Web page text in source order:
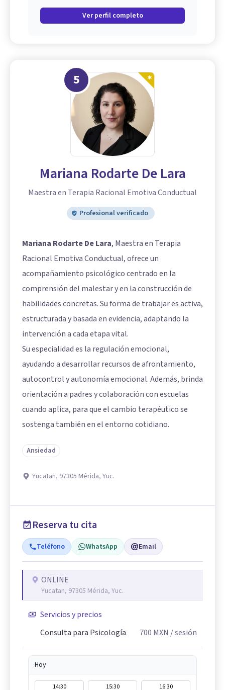
Ver perfil completo
5
Mariana Rodarte De Lara
Maestra en Terapia Racional Emotiva Conductual
Profesional verificado
Mariana Rodarte De Lara, Maestra en Terapia
Racional Emotiva Conductual, ofrece un
acompañamiento psicológico centrado en la
comprensión del malestar y en la construcción de
habilidades concretas. Su forma de trabajar es activa,
estructurada y basada en evidencia, adaptando la
intervención a cada etapa vital.
Su especialidad es la regulación emocional,
ayudando a desarrollar recursos de afrontamiento,
autocontrol y autonomía emocional. Además, brinda
orientación a padres y colaboración con escuelas
cuando aplica, para que el cambio terapéutico se
sostenga también en el entorno cotidiano.
Ansiedad
Yucatan, 97305 Mérida, Yuc.
Reserva tu cita
Teléfono WhatsApp Email
ONLINE
Yucatan, 97305 Mérida, Yuc.
Servicios y precios
Consulta para Psicología
700 MXN / sesión
Hoy
14:30 15:30 16:30